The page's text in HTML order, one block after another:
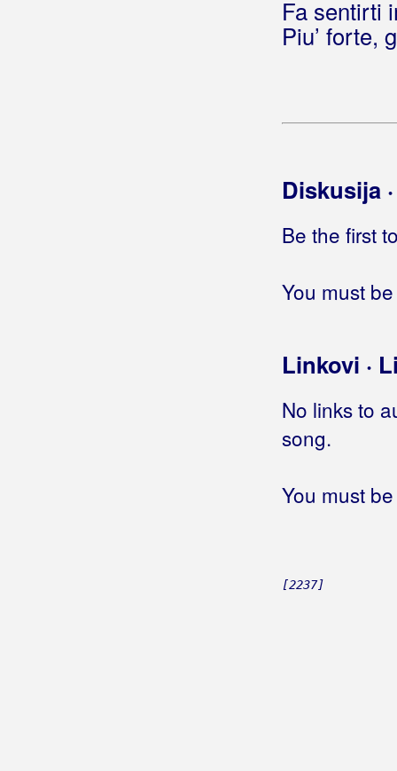
Fa sentirti
Piu’ forte,
Diskusija
Be the first
You must
Linkovi ·
No links to
song.
You must
[2237]